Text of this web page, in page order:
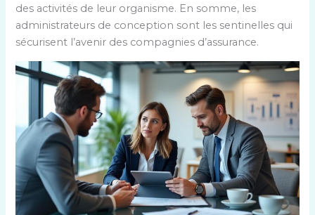
des activités de leur organisme. En somme, les
administrateurs de conception sont les sentinelles qui
sécurisent l’avenir des compagnies d’assurance.